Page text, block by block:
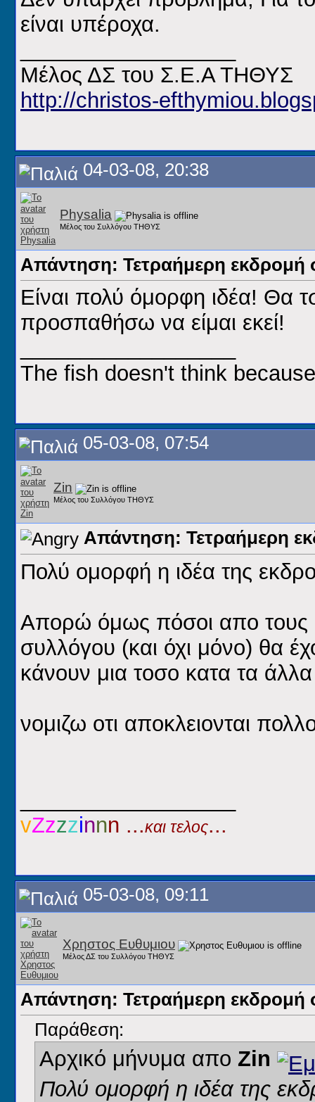
είναι υπέροχα.
Μέλος ΔΣ του Σ.Ε.Α ΤΗΘΥΣ
http://christos-
04-03-08, 20:38
Physalia
Μέλος του Συλλόγου ΤΗΘΥΣ
Απάντηση: Τετραήμερη εκδρομή
Είναι πολύ όμορφη ιδέα! Θα
προσπαθήσω να είμαι εκεί!
The fish doesn't think
05-03-08, 07:54
Zin
Μέλος του Συλλόγου ΤΗΘΥΣ
Απάντηση: Τετραήμερη
Πολύ ομορφή η ιδέα της
Απορώ όμως πόσοι απο τους
συλλόγου (και όχι μόνο) θα
κάνουν μια τοσο κατα τα
νομιζω οτι αποκλειονται
vΖzzzinnn ...και τελος...
05-03-08, 09:11
Χρηστος Ευθυμιου
Μέλος ΔΣ του Συλλόγου ΤΗΘΥΣ
Απάντηση: Τετραήμερη εκδρομή
Παράθεση:
Αρχικό μήνυμα απο Zin
Πολύ ομορφή η ιδέα της